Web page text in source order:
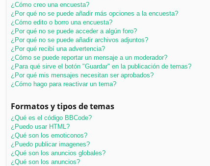
¿Cómo creo una encuesta?
¿Por qué no se puede añadir más opciones a la encuesta?
¿Cómo edito o borro una encuesta?
¿Por qué no se puede acceder a algún foro?
¿Por qué no se puede añadir archivos adjuntos?
¿Por qué recibí una advertencia?
¿Cómo se puede reportar un mensaje a un moderador?
¿Para qué sirve el botón "Guardar" en la publicación de temas?
¿Por qué mis mensajes necesitan ser aprobados?
¿Cómo hago para reactivar un tema?
Formatos y tipos de temas
¿Qué es el código BBCode?
¿Puedo usar HTML?
¿Qué son los emoticonos?
¿Puedo publicar imagenes?
¿Qué son los anuncios globales?
¿Qué son los anuncios?